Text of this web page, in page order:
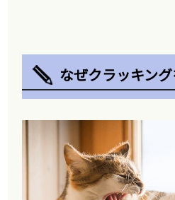
なぜクラッキン